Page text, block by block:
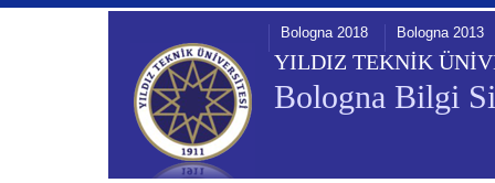
YILDIZ TEKNİK
Bologna Bilgi
Bologna 2018 Bologna 2013